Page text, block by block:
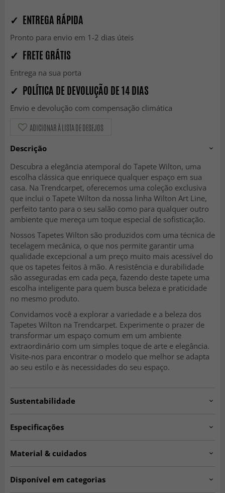
✓ ENTREGA RÁPIDA
Pronto para envio em 1-2 dias úteis
✓ FRETE GRÁTIS
Entrega na sua porta
✓ POLÍTICA DE DEVOLUÇÃO DE 14 DIAS
Envio e devolução com compensação climática
ADICIONAR À LISTA DE DESEJOS
Descrição
Descubra a elegância atemporal do Tapete Wilton, uma
escolha clássica que enriquece qualquer espaço em sua
casa. Na Trendcarpet, oferecemos uma coleção exclusiva
que inclui o Tapete Wilton da nossa linha Wilton Art Line,
perfeito tanto para o seu salão como para qualquer outro
ambiente que mereça um toque especial de sofisticação.
Nossos Tapetes Wilton são produzidos com uma técnica de
tecelagem mecânica, o que nos permite garantir uma
qualidade excepcional a um preço muito mais acessível do
que os tapetes feitos à mão. A resistência e durabilidade
são asseguradas em cada peça, fazendo deste tapete uma
escolha inteligente para quem busca beleza e praticidade
no mesmo produto.
Convidamos você a explorar a variedade e a beleza dos
Tapetes Wilton na Trendcarpet. Experimente o prazer de
transformar um espaço comum em um ambiente
extraordinário com um simples toque de arte e elegância.
Visite-nos para encontrar o modelo que melhor se adapta
ao seu estilo e às necessidades do seu espaço.
Sustentabilidade
Especificações
Espessura aproximada:10 mm.
Material & cuidados
Origem:Turquia.
Disponível em categorias